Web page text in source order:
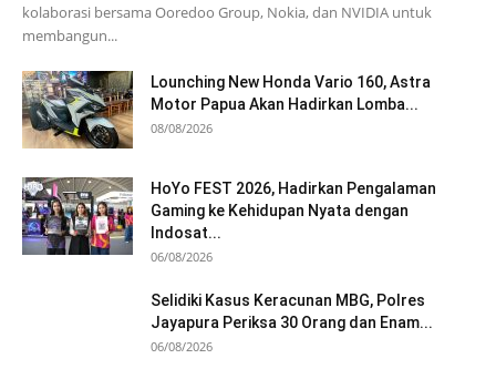
kolaborasi bersama Ooredoo Group, Nokia, dan NVIDIA untuk
membangun...
Lounching New Honda Vario 160, Astra
Motor Papua Akan Hadirkan Lomba...
08/08/2026
HoYo FEST 2026, Hadirkan Pengalaman
Gaming ke Kehidupan Nyata dengan
Indosat...
06/08/2026
Selidiki Kasus Keracunan MBG, Polres
Jayapura Periksa 30 Orang dan Enam...
06/08/2026